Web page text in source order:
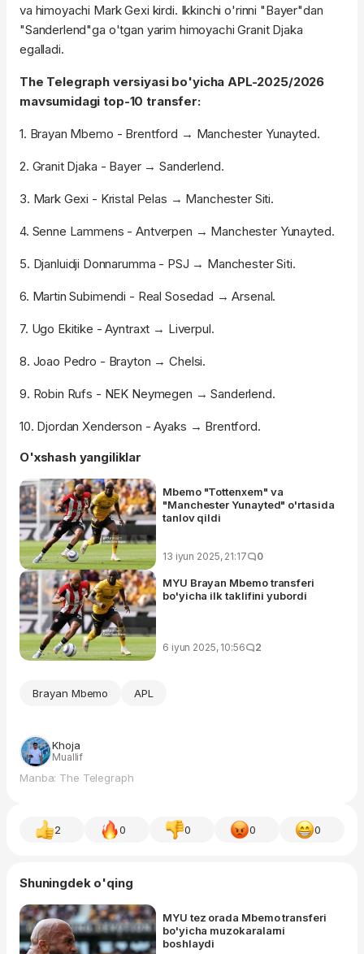
va himoyachi Mark Gexi kirdi. Ikkinchi o'rinni "Bayer"dan
"Sanderlend"ga o'tgan yarim himoyachi Granit Djaka
egalladi.
The Telegraph versiyasi bo'yicha APL-2025/2026
mavsumidagi top-10 transfer:
1. Brayan Mbemo - Brentford → Manchester Yunayted.
2. Granit Djaka - Bayer → Sanderlend.
3. Mark Gexi - Kristal Pelas → Manchester Siti.
4. Senne Lammens - Antverpen → Manchester Yunayted.
5. Djanluidji Donnarumma - PSJ → Manchester Siti.
6. Martin Subimendi - Real Sosedad → Arsenal.
7. Ugo Ekitike - Ayntraxt → Liverpul.
8. Joao Pedro - Brayton → Chelsi.
9. Robin Rufs - NEK Neymegen → Sanderlend.
10. Djordan Xenderson - Ayaks → Brentford.
O'xshash yangiliklar
Mbemo "Tottenxem" va
"Manchester Yunayted" o'rtasida
tanlov qildi
13 iyun 2025, 21:17 0
MYU Brayan Mbemo transferi
bo'yicha ilk taklifini yubordi
6 iyun 2025, 10:56 2
Brayan Mbemo APL
Khoja
Muallif
Manba: The Telegraph
2 0 0 0 0
Shuningdek o'qing
MYU tez orada Mbemo transferi
bo'yicha muzokaralarni
boshlaydi